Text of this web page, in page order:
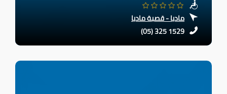
مادبا - قصبة مادبا
(05) 325 1529